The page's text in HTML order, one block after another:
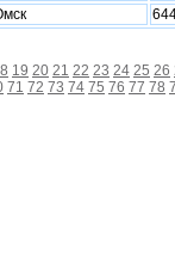
19 20 21 22 23 24 25 26
71 72 73 74 75 76 77 78